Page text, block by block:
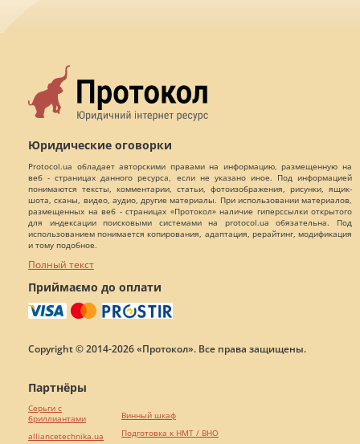
Юридические оговорки
Protocol.ua обладает авторскими правами на информацию, размещенную на
веб - страницах данного ресурса, если не указано иное. Под информацией
понимаются тексты, комментарии, статьи, фотоизображения, рисунки, ящик-
шота, сканы, видео, аудио, другие материалы. При использовании материалов,
размещенных на веб - страницах «Протокол» наличие гиперссылки открытого
для индексации поисковыми системами на protocol.ua обязательна. Под
использованием понимается копирования, адаптация, рерайтинг, модификация
и тому подобное.
Полный текст
Приймаємо до оплати
Copyright © 2014-2026 «Протокол». Все права защищены.
Партнёры
Серьги с
бриллиантами
alliancetechnika.ua
Винный шкаф
Подготовка к НМТ / ВНО